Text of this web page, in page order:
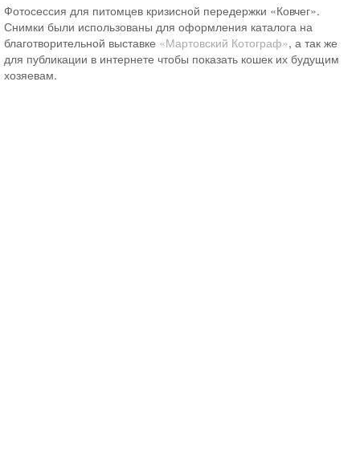
Фотосессия для питомцев кризисной передержки «Ковчег».
Снимки были использованы для оформления каталога на
благотворительной выставке «Мартовский Котограф», а так же
для публикации в интернете чтобы показать кошек их будущим
хозяевам.